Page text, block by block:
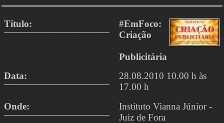
Título:
#EmFoco:
Criação
Publicitária
Data:
28.08.2010 10.00 h às
17.00 h
Onde:
Instituto Vianna Júnior -
Juiz de Fora